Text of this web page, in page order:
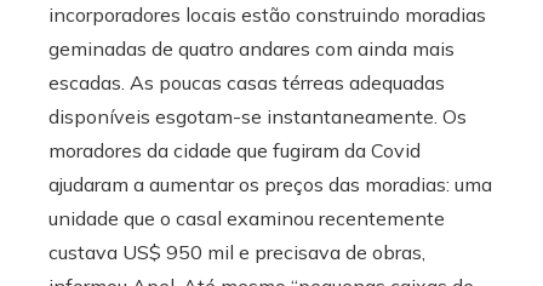
incorporadores locais estão construindo moradias
geminadas de quatro andares com ainda mais
escadas. As poucas casas térreas adequadas
disponíveis esgotam-se instantaneamente. Os
moradores da cidade que fugiram da Covid
ajudaram a aumentar os preços das moradias: uma
unidade que o casal examinou recentemente
custava US$ 950 mil e precisava de obras,